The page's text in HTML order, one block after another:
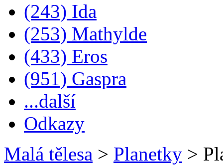
(243) Ida
(253) Mathylde
(433) Eros
(951) Gaspra
...další
Odkazy
Malá tělesa > Planetky >